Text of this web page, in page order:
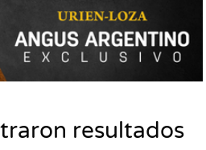
resultados